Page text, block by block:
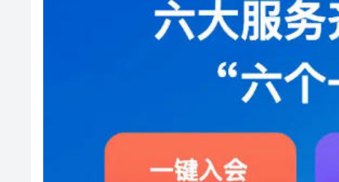
伊朗外長強調霍爾木茲海峽未重新開放